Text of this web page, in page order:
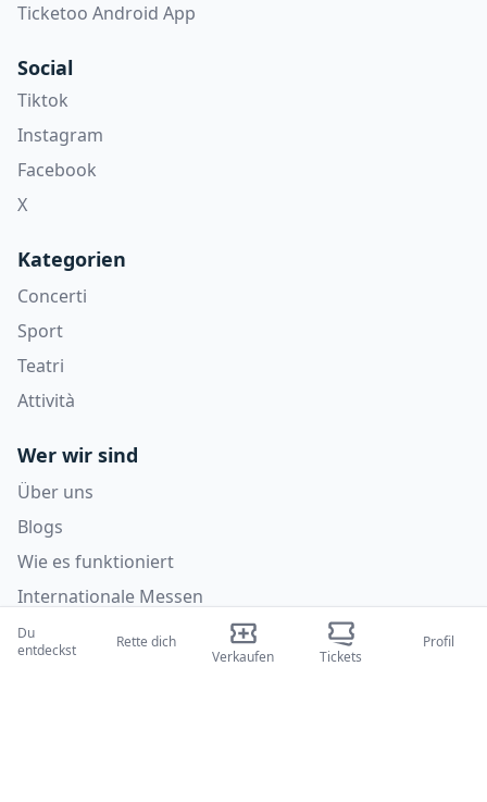
Ticketoo Android App
Social
Tiktok
Instagram
Facebook
X
Kategorien
Concerti
Sport
Teatri
Attività
Wer wir sind
Über uns
Blogs
Wie es funktioniert
Internationale Messen
Creator-Programm
Du
entdeckst
Rette dich
Verkaufen
Tickets
Profil